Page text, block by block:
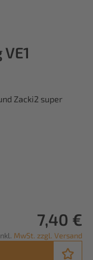
Zacki2 super
7,40 €
MwSt. zzgl. Versand